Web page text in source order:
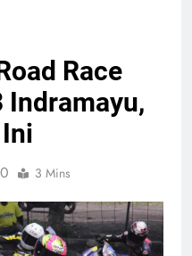
Race
Indramayu,
0 3 Mins